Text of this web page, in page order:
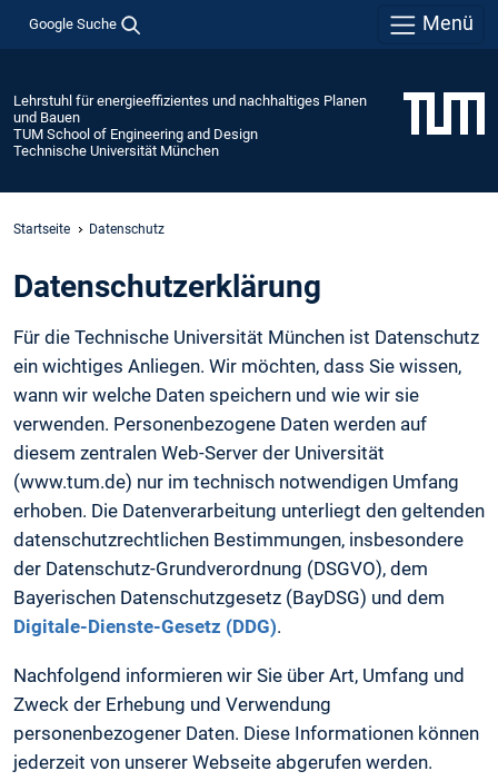
Google Suche Menü
Lehrstuhl für energieeffizientes und nachhaltiges Planen
und Bauen
TUM School of Engineering and Design
Technische Universität München
Startseite Datenschutz
Daten­schutz­erklärung
Für die Technische Universität München ist Datenschutz
ein wichtiges Anliegen. Wir möchten, dass Sie wissen,
wann wir welche Daten speichern und wie wir sie
verwenden. Personenbezogene Daten werden auf
diesem zentralen Web-Server der Universität
(www.tum.de) nur im technisch notwendigen Umfang
erhoben. Die Datenverarbeitung unterliegt den geltenden
datenschutzrechtlichen Bestimmungen, insbesondere
der Datenschutz-Grundverordnung (DSGVO), dem
Bayerischen Datenschutzgesetz (BayDSG) und dem
Digitale-Dienste-Gesetz (DDG).
Nachfolgend informieren wir Sie über Art, Umfang und
Zweck der Erhebung und Verwendung
personenbezogener Daten. Diese Informationen können
jederzeit von unserer Webseite abgerufen werden.